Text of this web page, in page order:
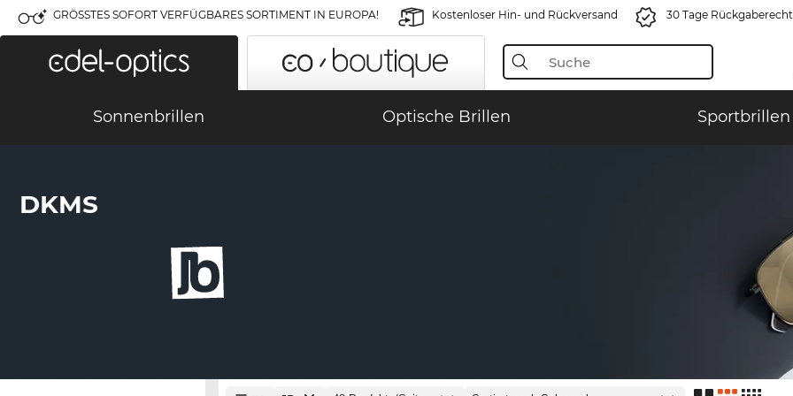
GRÖSSTES SOFORT VERFÜGBARES SORTIMENT IN EUROPA! Kostenloser Hin- und Rückversand 30 Tage Rückgaberecht
Sonnenbrillen Optische Brillen Sportbrillen
DKMS